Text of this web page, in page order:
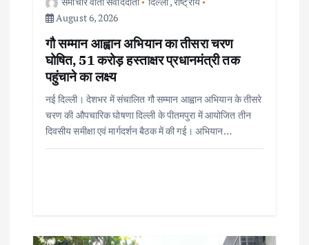
August 6, 2026
गौ सम्मान आह्वान अभियान का तीसरा चरण
घोषित, 51 करोड़ हस्ताक्षर प्रधानमंत्री तक
पहुंचाने का लक्ष्य
नई दिल्ली। देशभर में संचालित गौ सम्मान आह्वान अभियान के तीसरे
चरण की औपचारिक घोषणा दिल्ली के पीतमपुरा में आयोजित तीन
दिवसीय समीक्षा एवं मार्गदर्शन बैठक में की गई। अभियान…